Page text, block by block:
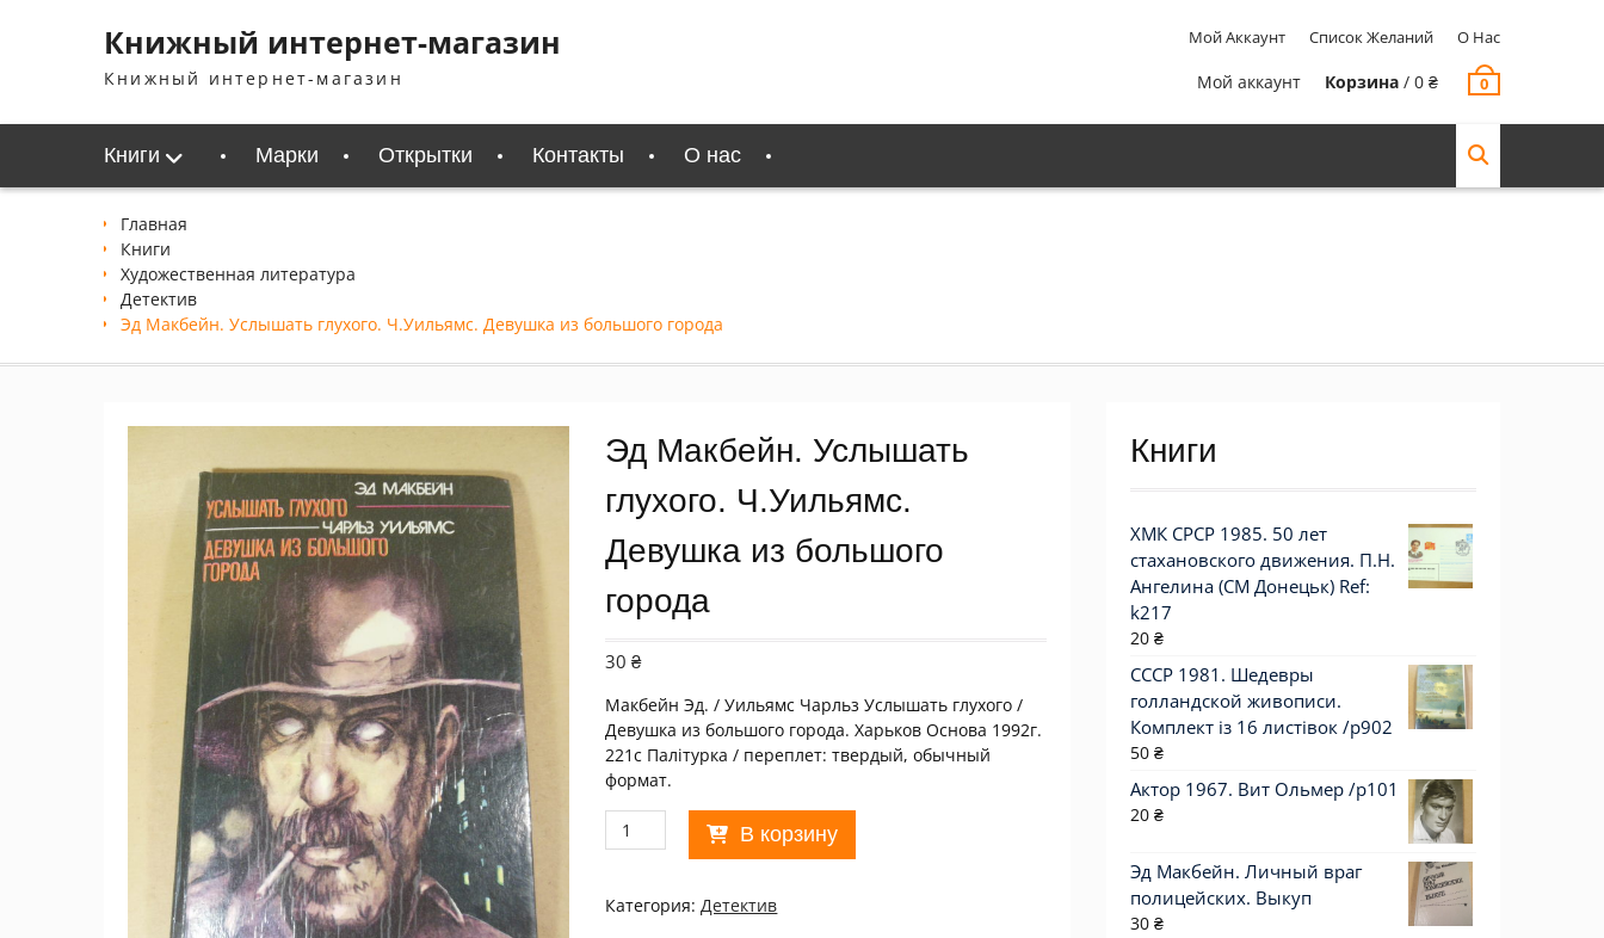
содержимомуКнижный интернет-магазин
Книжный интернет-магазин
Мой Аккаунт Список Желаний О Нас
Мой аккаунт Корзина / 0 ₴ 0
Книги Марки Открытки Контакты О нас
Главная
Книги
Xудожественная литература
Детектив
Эд Макбейн. Услышать глухого. Ч.Уильямс. Девушка из большого города
Эд Макбейн. Услышать
глухого. Ч.Уильямс.
Девушка из большого
города
30₴
Макбейн Эд. / Уильямс Чарльз Услышать глухого /
Девушка из большого города. Харьков Основа 1992г.
221с Палiтурка / переплет: твердый, обычный
формат.
Количество
товара
Макбейн.
Услышать
В корзину
Категория:Детектив
Книги
ХМК СРСР 1985. 50 лет
стахановского движения. П.Н.
Ангелина (СМ Донецьк) Ref:
k217
20 ₴
СССР 1981. Шедевры
голландской живописи.
Комплект із 16 листівок /р902
50 ₴
Актор 1967. Вит Ольмер /p101
20 ₴
Эд Макбейн. Личный враг
полицейских. Выкуп
30 ₴